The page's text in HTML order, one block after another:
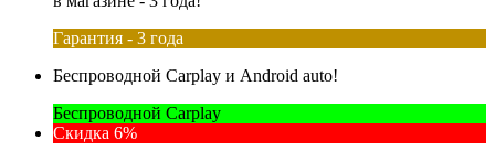
Гарантия - 3 года
Беспроводной Carplay и Android auto!
Беспроводной Carplay
Скидка 6%